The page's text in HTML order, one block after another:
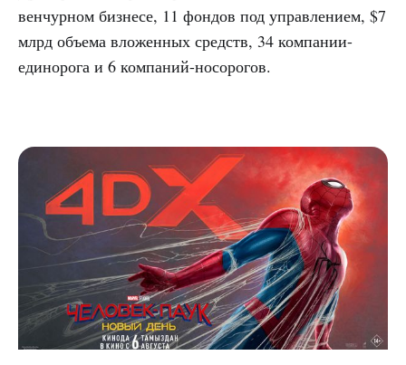
венчурном бизнесе, 11 фондов под управлением, $7
млрд объема вложенных средств, 34 компании-
единорога и 6 компаний-носорогов.